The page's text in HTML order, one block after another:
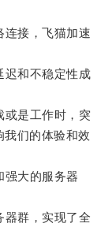
接，飞猫加速
和不稳定性成
是工作时，突
们的体验和效
大的服务器
群，实现了全